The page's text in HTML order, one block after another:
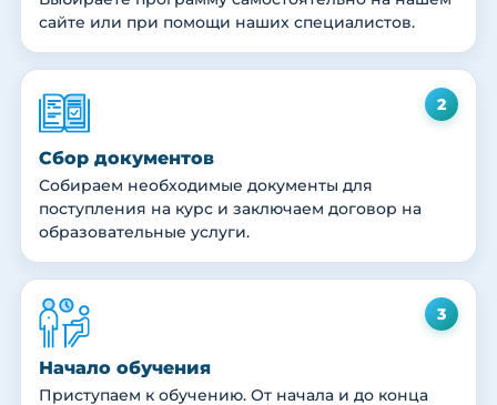
сайте или при помощи наших специалистов.
2
Сбор документов
Собираем необходимые документы для
поступления на курс и заключаем договор на
образовательные услуги.
3
Начало обучения
Приступаем к обучению. От начала и до конца